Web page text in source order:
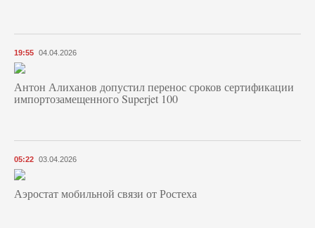
19:55 04.04.2026
Антон Алиханов допустил перенос сроков сертификации
импортозамещенного Superjet 100
05:22 03.04.2026
Аэростат мобильной связи от Ростеха